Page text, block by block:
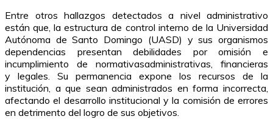
Entre otros hallazgos detectados a nivel administrativo
están que, la estructura de control interno de la Universidad
Autónoma de Santo Domingo (UASD) y sus organismos
dependencias presentan debilidades por omisión e
incumplimiento de normativasadministrativas, financieras
y legales. Su permanencia expone los recursos de la
institución, a que sean administrados en forma incorrecta,
afectando el desarrollo institucional y la comisión de errores
en detrimento del logro de sus objetivos.